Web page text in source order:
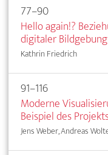
77–90
Hello again!?
digitaler Bildgebung
Kathrin Friedrich
91–116
Moderne
Beispiel des
Jens Weber, Andreas